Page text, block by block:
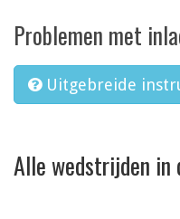
Problemen met
Uitgebreide
Alle wedstrijden in